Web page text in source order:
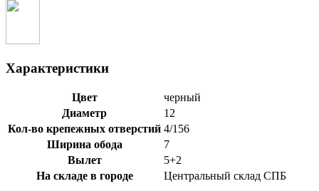
Характеристики
Цвет
черный
Диаметр
12
Кол-во крепежных отверстий 4/156
Ширина обода
7
Вылет
5+2
На складе в городе
Центральный склад СПБ